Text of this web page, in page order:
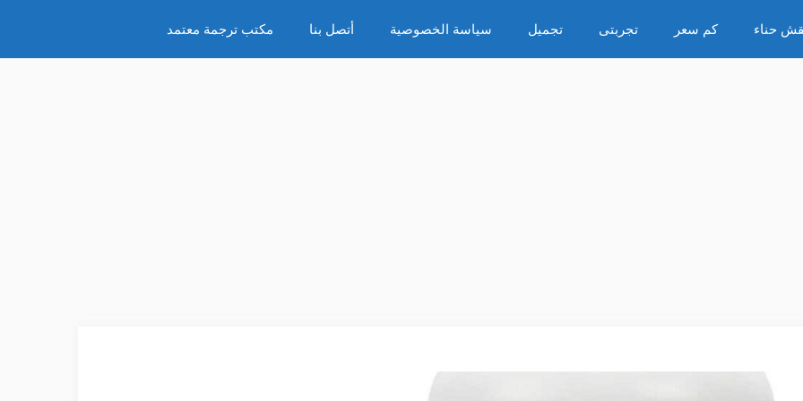
حناء كم سعر تجربتى تجميل سياسة الخصوصية أتصل بنا مكتب ترجمة معتمد